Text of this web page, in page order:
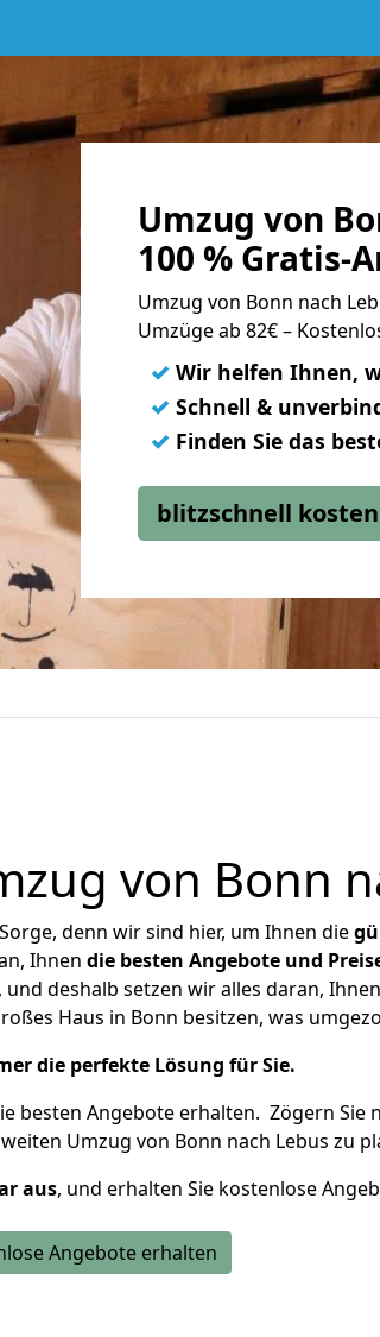
Umzug von
100 % Gratis-
Umzug von Bonn nach
Umzüge ab 82€ –
✓ Wir helfen Ihnen,
✓ Schnell &
✓ Finden Sie das
blitzschnell
von Bonn
denn wir sind hier, um Ihnen die
Ihnen die besten Angebote und
deshalb setzen wir alles daran,
Haus in Bonn besitzen, was
die perfekte Lösung für Sie.
besten Angebote erhalten. Zögern Sie
Umzug von Bonn nach Lebus zu
aus, und erhalten Sie kostenlose
Angebote erhalten